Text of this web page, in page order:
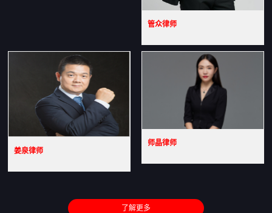
管众律师
姜泉律师
师晶律师
了解更多